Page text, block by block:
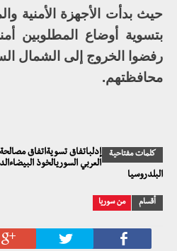
حيث بدأت الأجهزة الأمنية
بتسوية أوضاع المطلوبين
رفضوا الخروج إلى الشمال
محافظتهم.
كلمات مفتاحية
إدلباتفاق تسويةاتفاق
العربي السوريالخوذ
البلدروسيا
أقسام من سوريا